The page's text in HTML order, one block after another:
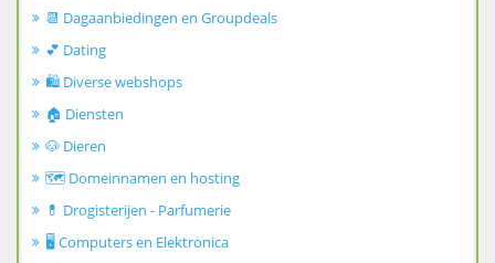
📆 Dagaanbiedingen en Groupdeals
💕 Dating
🛍️ Diverse webshops
🏠 Diensten
🐶 Dieren
🗺️ Domeinnamen en hosting
💊 Drogisterijen - Parfumerie
🖥️ Computers en Elektronica